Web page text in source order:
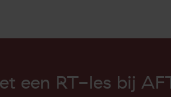
een RT-les bij